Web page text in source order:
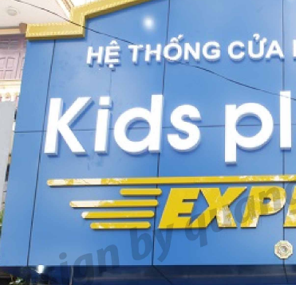
Thi Công Bảng Hiệu
Trọn Gói Nghệ An Gía
Xưởng
Sửa chữa biển quảng cáo
Nghệ An uy tín
Làm biển hiệu chữ inox
tại Vinh Nghệ An
Công ty quảng cáo tại
Vinh Nghệ An
Biên Hòa
Làm
Nghệ An
tóc Thuận An
Thi công biển quảng
cáo Vinh
Làm biển quảng cáo
Nghệ An giá rẻ
Thi Công Bảng Hiệu
Nghệ An Nâng Tầm
Thương Hiệu